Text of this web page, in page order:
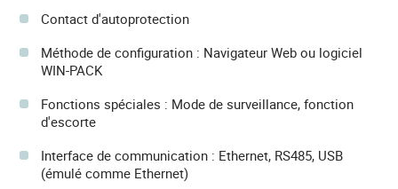
Contact d'autoprotection
Méthode de configuration : Navigateur Web ou logiciel
WIN-PACK
Fonctions spéciales : Mode de surveillance, fonction
d'escorte
Interface de communication : Ethernet, RS485, USB
(émulé comme Ethernet)